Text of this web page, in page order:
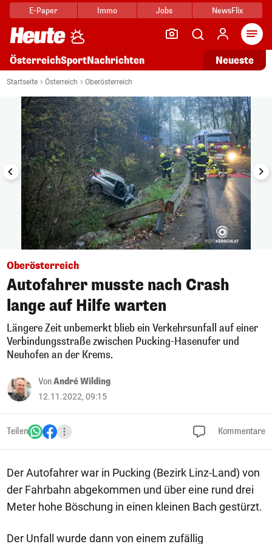
E-Paper Immo Jobs NewsFlix
ÖsterreichSportNachrichten Neueste
Startseite Österreich Oberösterreich
1/10
Oberösterreich
Autofahrer musste nach Crash
lange auf Hilfe warten
Längere Zeit unbemerkt blieb ein Verkehrsunfall auf einer
Verbindungsstraße zwischen Pucking-Hasenufer und
Neuhofen an der Krems.
VonAndré Wilding
12.11.2022, 09:15
Teilen Kommentare
Der Autofahrer war in Pucking (Bezirk Linz-Land) von
der Fahrbahn abgekommen und über eine rund drei
Meter hohe Böschung in einen kleinen Bach gestürzt.
Der Unfall wurde dann von einem zufällig